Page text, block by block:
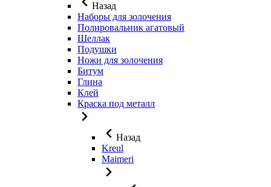
Назад
Наборы для золочения
Полировальник агатовый
Шеллак
Подушки
Ножи для золочения
Битум
Глина
Клей
Краска под металл
Назад
Kreul
Maimeri